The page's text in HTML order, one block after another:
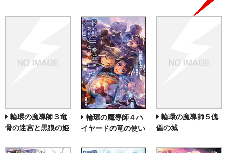
輪環の魔導師３竜
骨の迷宮と黒狼の姫
輪環の魔導師４ハ
イヤードの竜の使い
輪環の魔導師５傀
儡の城